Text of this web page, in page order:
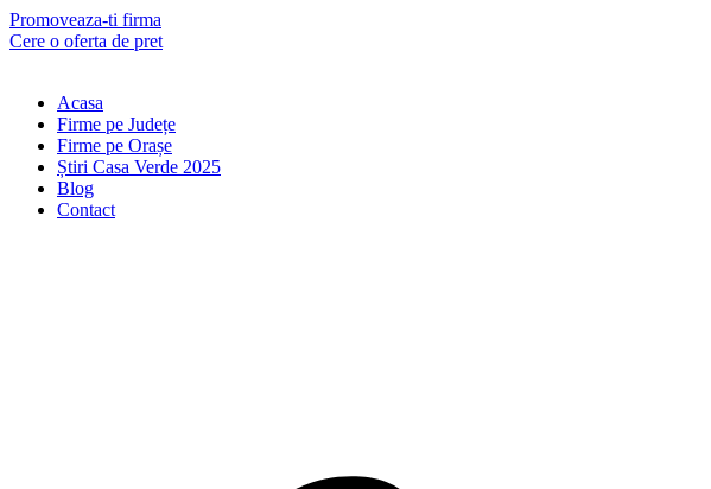
Skip
to
Promoveaza-ti firma
Cere o oferta de pret
Acasa
Firme pe Județe
Firme pe Orașe
Știri Casa Verde 2025
Blog
Contact